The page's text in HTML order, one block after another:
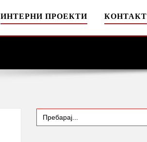
ИНТЕРНИ ПРОЕКТИ КОНТАКТ
Search
for: